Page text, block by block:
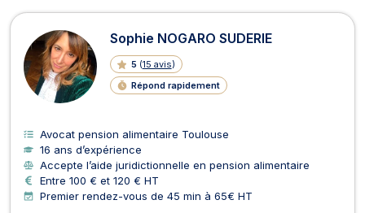
Sophie NOGARO SUDERIE
5 (15 avis)
Répond rapidement
Avocat pension alimentaire Toulouse
16 ans d’expérience
Accepte l’aide juridictionnelle en pension alimentaire
Entre 100 € et 120 € HT
Premier rendez-vous de 45 min à 65€ HT